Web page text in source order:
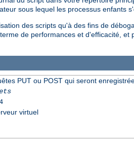
sous lequel les processus enfants
des scripts qu'à des fins de
de performances et d'efficacité,
PUT ou POST qui seront
virtuel